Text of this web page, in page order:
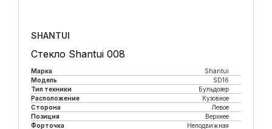
SHANTUI
Стекло Shantui 008
Марка
Shantui
Модель
SD16
Тип техники
Бульдозер
Расположение
Кузовное
Сторона
Левое
Позиция
Верхнее
Форточка
Неподвижная